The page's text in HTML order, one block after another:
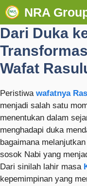
NRA
Dari Duka
Wafat
Peristiwa wafatnya
menjadi salah satu
menentukan dalam
menghadapi duka
bagaimana
sosok Nabi yang
Dari sinilah lahir masa
kepemimpinan yang